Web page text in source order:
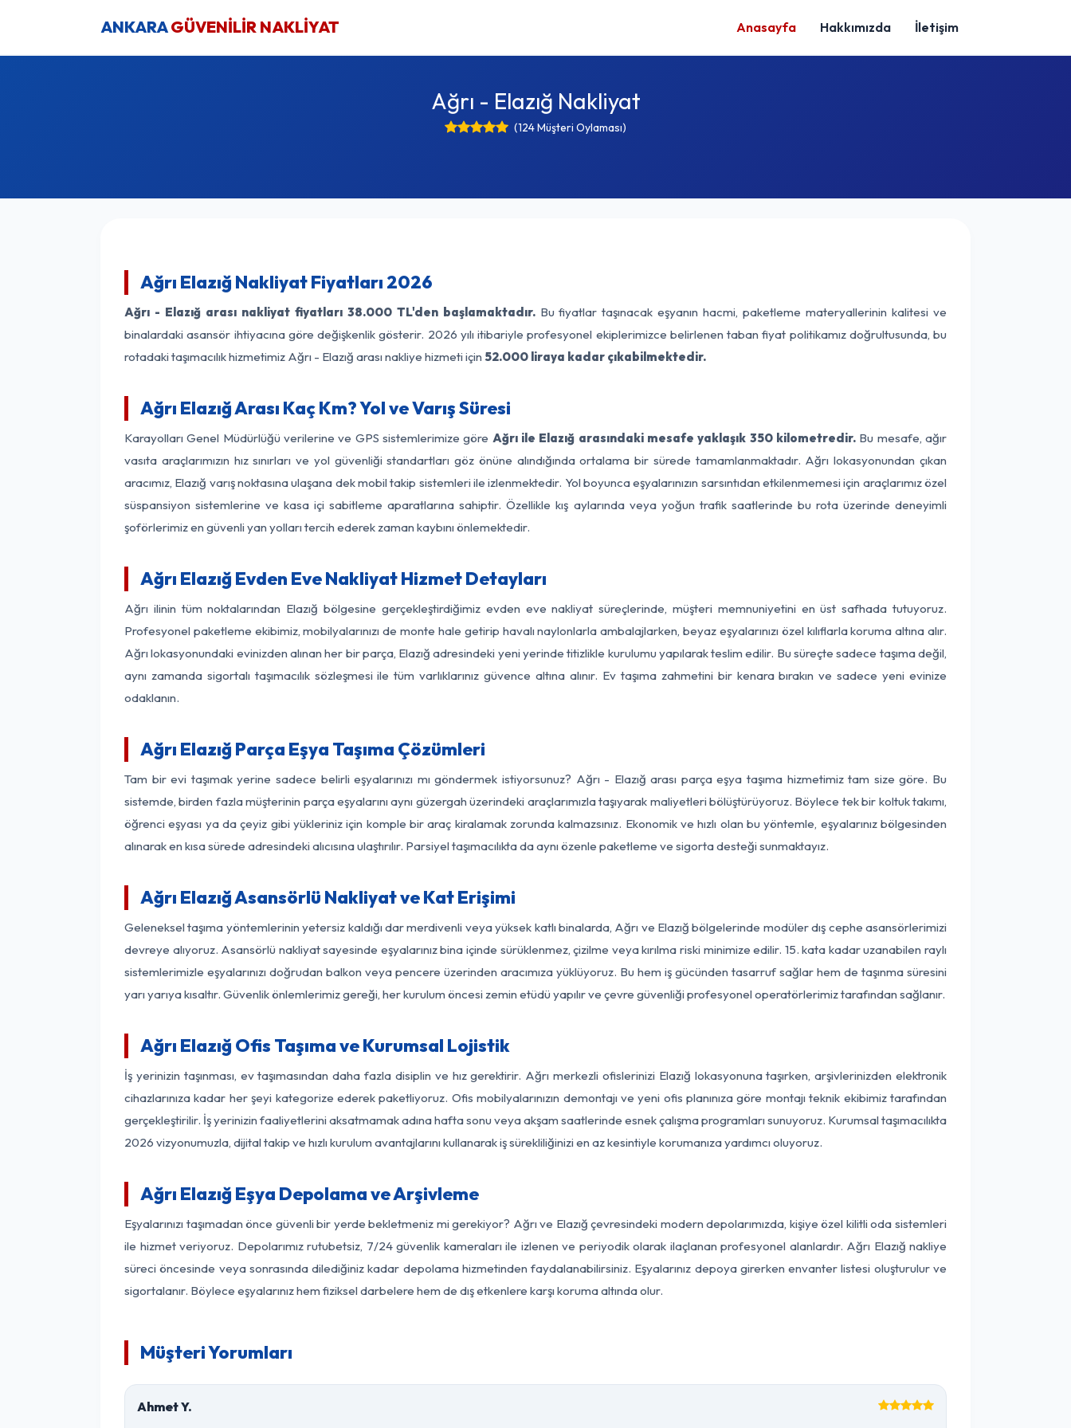
ANKARAGÜVENİLİR NAKLİYAT Anasayfa Hakkımızda İletişim
Ağrı - Elazığ Nakliyat
(124 Müşteri Oylaması)
Ağrı Elazığ Nakliyat Fiyatları 2026
Ağrı - Elazığ arası nakliyat fiyatları 38.000 TL'den başlamaktadır.Bu fiyatlar taşınacak eşyanın hacmi, paketleme materyallerinin kalitesi ve
binalardaki asansör ihtiyacına göre değişkenlik gösterir. 2026 yılı itibariyle profesyonel ekiplerimizce belirlenen taban fiyat politikamız doğrultusunda, bu
rotadaki taşımacılık hizmetimiz Ağrı - Elazığ arası nakliye hizmeti için 52.000 liraya kadar çıkabilmektedir.
Ağrı Elazığ Arası Kaç Km? Yol ve Varış Süresi
Karayolları Genel Müdürlüğü verilerine ve GPS sistemlerimize göre Ağrı ile Elazığ arasındaki mesafe yaklaşık 350 kilometredir. Bu mesafe, ağır
vasıta araçlarımızın hız sınırları ve yol güvenliği standartları göz önüne alındığında ortalama bir sürede tamamlanmaktadır. Ağrı lokasyonundan çıkan
aracımız, Elazığ varış noktasına ulaşana dek mobil takip sistemleri ile izlenmektedir. Yol boyunca eşyalarınızın sarsıntıdan etkilenmemesi için araçlarımız özel
süspansiyon sistemlerine ve kasa içi sabitleme aparatlarına sahiptir. Özellikle kış aylarında veya yoğun trafik saatlerinde bu rota üzerinde deneyimli
şoförlerimiz en güvenli yan yolları tercih ederek zaman kaybını önlemektedir.
Ağrı Elazığ Evden Eve Nakliyat Hizmet Detayları
Ağrı ilinin tüm noktalarından Elazığ bölgesine gerçekleştirdiğimiz evden eve nakliyat süreçlerinde, müşteri memnuniyetini en üst safhada tutuyoruz.
Profesyonel paketleme ekibimiz, mobilyalarınızı de monte hale getirip havalı naylonlarla ambalajlarken, beyaz eşyalarınızı özel kılıflarla koruma altına alır.
Ağrı lokasyonundaki evinizden alınan her bir parça, Elazığ adresindeki yeni yerinde titizlikle kurulumu yapılarak teslim edilir. Bu süreçte sadece taşıma değil,
aynı zamanda sigortalı taşımacılık sözleşmesi ile tüm varlıklarınız güvence altına alınır. Ev taşıma zahmetini bir kenara bırakın ve sadece yeni evinize
odaklanın.
Ağrı Elazığ Parça Eşya Taşıma Çözümleri
Tam bir evi taşımak yerine sadece belirli eşyalarınızı mı göndermek istiyorsunuz? Ağrı - Elazığ arası parça eşya taşıma hizmetimiz tam size göre. Bu
sistemde, birden fazla müşterinin parça eşyalarını aynı güzergah üzerindeki araçlarımızla taşıyarak maliyetleri bölüştürüyoruz. Böylece tek bir koltuk takımı,
öğrenci eşyası ya da çeyiz gibi yükleriniz için komple bir araç kiralamak zorunda kalmazsınız. Ekonomik ve hızlı olan bu yöntemle, eşyalarınız bölgesinden
alınarak en kısa sürede adresindeki alıcısına ulaştırılır. Parsiyel taşımacılıkta da aynı özenle paketleme ve sigorta desteği sunmaktayız.
Ağrı Elazığ Asansörlü Nakliyat ve Kat Erişimi
Geleneksel taşıma yöntemlerinin yetersiz kaldığı dar merdivenli veya yüksek katlı binalarda, Ağrı ve Elazığ bölgelerinde modüler dış cephe asansörlerimizi
devreye alıyoruz. Asansörlü nakliyat sayesinde eşyalarınız bina içinde sürüklenmez, çizilme veya kırılma riski minimize edilir. 15. kata kadar uzanabilen raylı
sistemlerimizle eşyalarınızı doğrudan balkon veya pencere üzerinden aracımıza yüklüyoruz. Bu hem iş gücünden tasarruf sağlar hem de taşınma süresini
yarı yarıya kısaltır. Güvenlik önlemlerimiz gereği, her kurulum öncesi zemin etüdü yapılır ve çevre güvenliği profesyonel operatörlerimiz tarafından sağlanır.
Ağrı Elazığ Ofis Taşıma ve Kurumsal Lojistik
İş yerinizin taşınması, ev taşımasından daha fazla disiplin ve hız gerektirir. Ağrı merkezli ofislerinizi Elazığ lokasyonuna taşırken, arşivlerinizden elektronik
cihazlarınıza kadar her şeyi kategorize ederek paketliyoruz. Ofis mobilyalarınızın demontajı ve yeni ofis planınıza göre montajı teknik ekibimiz tarafından
gerçekleştirilir. İş yerinizin faaliyetlerini aksatmamak adına hafta sonu veya akşam saatlerinde esnek çalışma programları sunuyoruz. Kurumsal taşımacılıkta
2026 vizyonumuzla, dijital takip ve hızlı kurulum avantajlarını kullanarak iş sürekliliğinizi en az kesintiyle korumanıza yardımcı oluyoruz.
Ağrı Elazığ Eşya Depolama ve Arşivleme
Eşyalarınızı taşımadan önce güvenli bir yerde bekletmeniz mi gerekiyor? Ağrı ve Elazığ çevresindeki modern depolarımızda, kişiye özel kilitli oda sistemleri
ile hizmet veriyoruz. Depolarımız rutubetsiz, 7/24 güvenlik kameraları ile izlenen ve periyodik olarak ilaçlanan profesyonel alanlardır. Ağrı Elazığ nakliye
süreci öncesinde veya sonrasında dilediğiniz kadar depolama hizmetinden faydalanabilirsiniz. Eşyalarınız depoya girerken envanter listesi oluşturulur ve
sigortalanır. Böylece eşyalarınız hem fiziksel darbelere hem de dış etkenlere karşı koruma altında olur.
Müşteri Yorumları
Ahmet Y.